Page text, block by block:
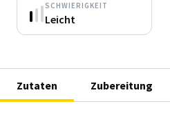
SCHWIERIGKEIT
Leicht
Zutaten Zubereitung